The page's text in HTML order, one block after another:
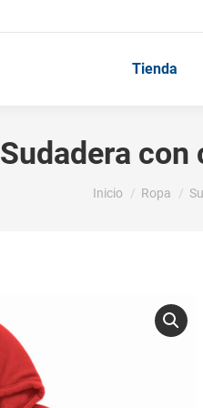
Tienda
Sudadera con
Estás aquí:
Inicio Ropa